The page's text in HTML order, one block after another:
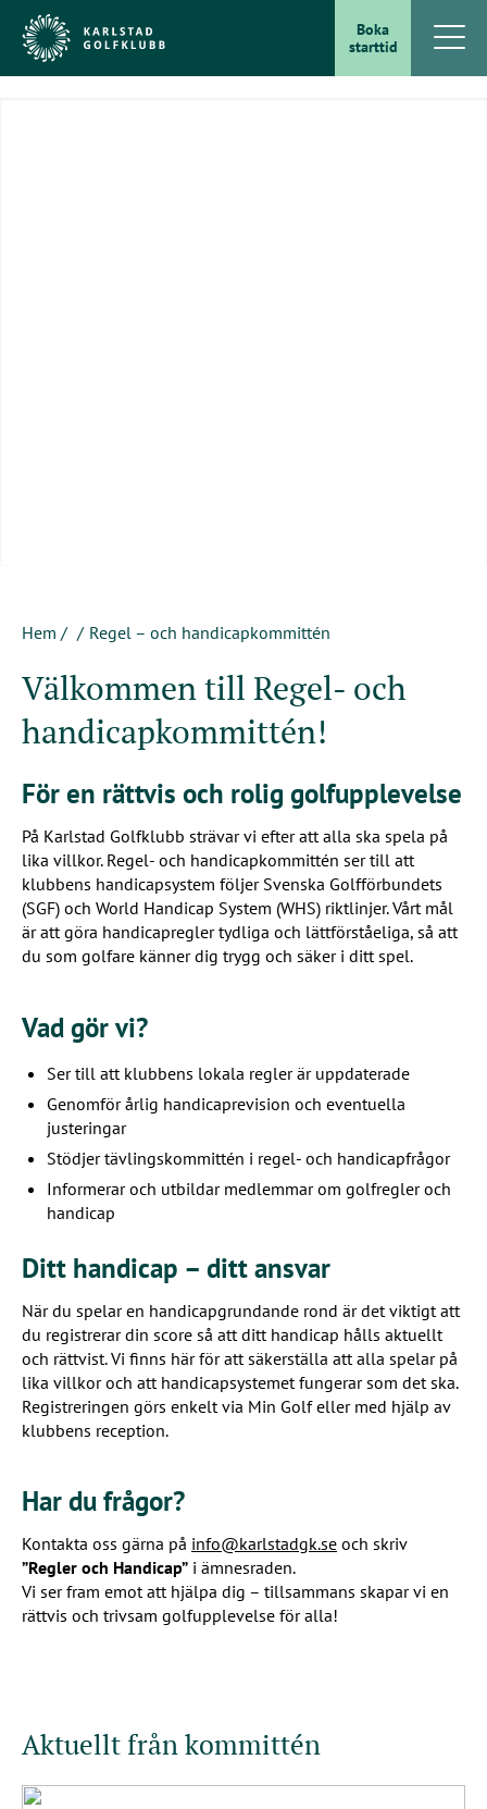
Boka
starttid
Hem / Regel – och handicapkommittén
Välkommen till Regel- och
handicapkommittén!
För en rättvis och rolig golfupplevelse
På Karlstad Golfklubb strävar vi efter att alla ska spela på
lika villkor. Regel- och handicapkommittén ser till att
klubbens handicapsystem följer Svenska Golfförbundets
(SGF) och World Handicap System (WHS) riktlinjer. Vårt mål
är att göra handicapregler tydliga och lättförståeliga, så att
du som golfare känner dig trygg och säker i ditt spel.
Vad gör vi?
Ser till att klubbens lokala regler är uppdaterade
Genomför årlig handicaprevision och eventuella
justeringar
Stödjer tävlingskommittén i regel- och handicapfrågor
Informerar och utbildar medlemmar om golfregler och
handicap
Ditt handicap – ditt ansvar
När du spelar en handicapgrundande rond är det viktigt att
du registrerar din score så att ditt handicap hålls aktuellt
och rättvist. Vi finns här för att säkerställa att alla spelar på
lika villkor och att handicapsystemet fungerar som det ska.
Registreringen görs enkelt via Min Golf eller med hjälp av
klubbens reception.
Har du frågor?
Kontakta oss gärna på info@karlstadgk.se och skriv
”Regler och Handicap” i ämnesraden.
Vi ser fram emot att hjälpa dig – tillsammans skapar vi en
rättvis och trivsam golfupplevelse för alla!
Aktuellt från kommittén